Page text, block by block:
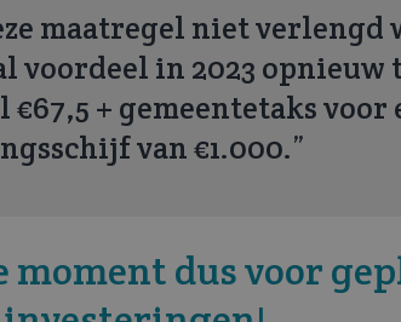
maatregel niet verlengd
voordeel in 2023 opnieuw
€67,5 + gemeentetaks voor
van €1.000.”
moment dus voor